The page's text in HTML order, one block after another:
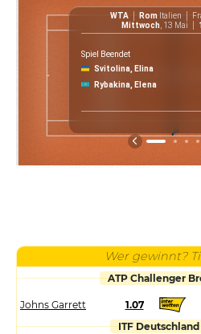
WTA Rom Italien
Mittwoch , 13 Mai
Spiel Beendet
Svitolina, Elina
Rybakina, Elena
Wer gewinnt?
ATP Challenger
Johns Garrett 1.07
ITF